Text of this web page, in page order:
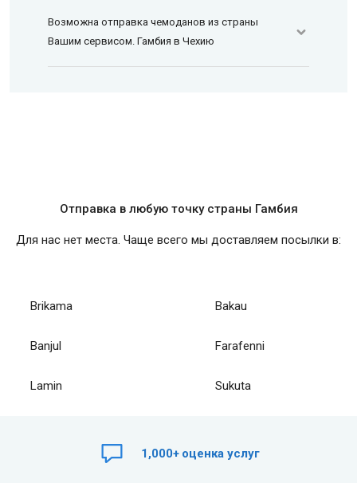
Возможна отправка чемоданов из страны
Вашим сервисом. Гамбия в Чехию
Отправка в любую точку страны Гамбия
Для нас нет места. Чаще всего мы доставляем посылки в:
Brikama Bakau
Banjul Farafenni
Lamin Sukuta
1,000+ оценка услуг